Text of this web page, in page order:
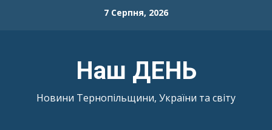
7 Серпня, 2026
Наш ДЕНЬ
Новини Тернопільщини, України та світу